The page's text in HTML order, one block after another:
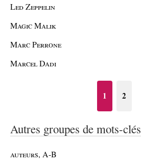
Led Zeppelin
Magic Malik
Marc Perrone
Marcel Dadi
1 2
Autres groupes de mots-clés
auteurs, A-B